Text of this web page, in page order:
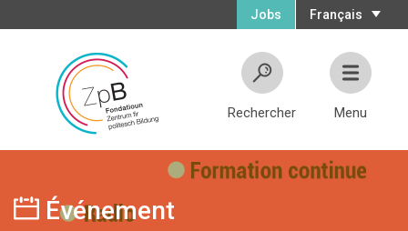
Français
Jobs
Rechercher Menu
Événement